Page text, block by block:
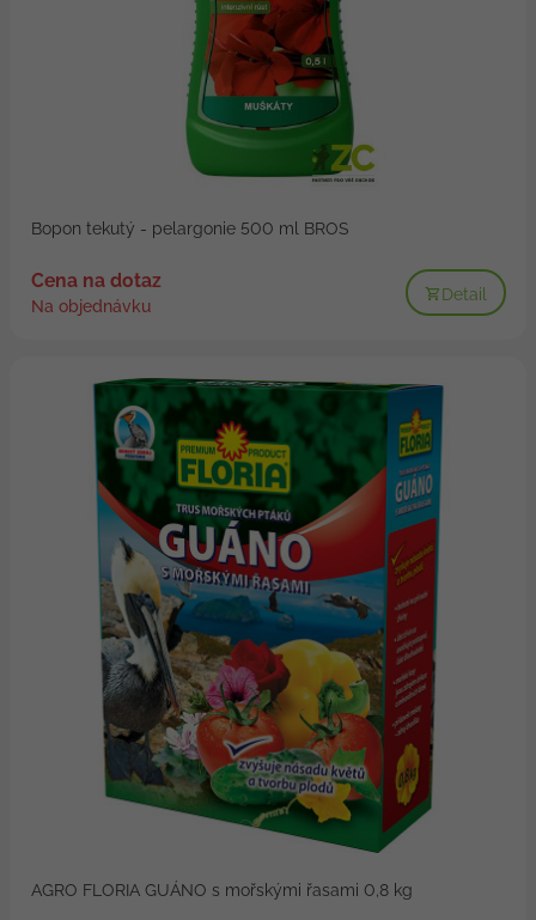
Bopon tekutý - pelargonie 500 ml BROS
Cena na dotaz
Na objednávku
Detail
AGRO FLORIA GUÁNO s mořskými řasami 0,8 kg